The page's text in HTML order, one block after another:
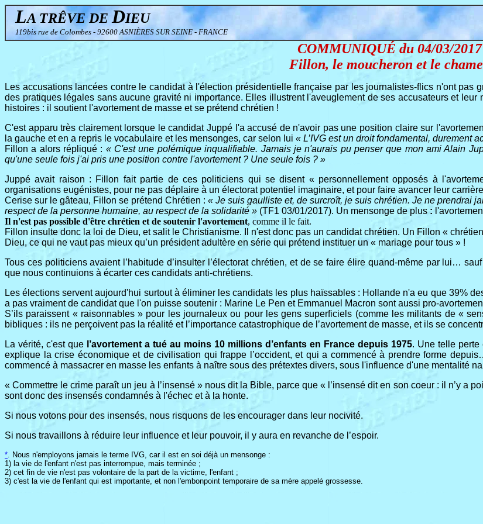
LA TRÊVE DE DIEU
119bis rue de Colombes - 92600 ASNIÈRES SUR SEINE - FRANCE
COMMUNIQUÉ du 04/03/
Fillon, le moucheron et le
Les accusations lancées contre le candidat à l'élection présidentielle française par les journalistes-flics n'ont pas
des pratiques légales sans aucune gravité ni importance. Elles illustrent l'aveuglement de ses accusateurs et leur
histoires : il soutient l'avortement de masse et se prétend chrétien !
C'est apparu très clairement lorsque le candidat Juppé l'a accusé de n'avoir pas une position claire sur
la gauche et en a repris le vocabulaire et les mensonges, car selon lui « L’IVG est un droit fondamental, durement
Fillon a alors répliqué : « C'est une polémique inqualifiable. Jamais je n'aurais pu penser que mon ami Alain
qu'une seule fois j'ai pris une position contre l'avortement ? Une seule fois ? »
Juppé avait raison : Fillon fait partie de ces politiciens qui se disent « personnellement opposés à
organisations eugénistes, pour ne pas déplaire à un électorat potentiel imaginaire, et pour faire avancer leur
Cerise sur le gâteau, Fillon se prétend Chrétien : « Je suis gaulliste et, de surcroît, je suis chrétien. Je ne prendrai
respect de la personne humaine, au respect de la solidarité » (TF1 03/01/2017). Un mensonge de plus :
Il n'est pas possible d'être chrétien et de soutenir l'avortement, comme il le fait.
Fillon insulte donc la loi de Dieu, et salit le Christianisme. Il n'est donc pas un candidat chrétien. Un Fillon «
Dieu, ce qui ne vaut pas mieux qu’un président adultère en série qui prétend instituer un « mariage pour tous » !
Tous ces politiciens avaient l’habitude d’insulter l’électorat chrétien, et de se faire élire quand-même par lui…
que nous continuions à écarter ces candidats anti-chrétiens.
Les élections servent aujourd'hui surtout à éliminer les candidats les plus haïssables : Hollande n'a eu que 39%
a pas vraiment de candidat que l'on puisse soutenir : Marine Le Pen et Emmanuel Macron sont aussi pro-
S’ils paraissent « raisonnables » pour les journaleux ou pour les gens superficiels (comme les militants de «
bibliques : ils ne perçoivent pas la réalité et l’importance catastrophique de l’avortement de masse, et ils se
La vérité, c'est que l’avortement a tué au moins 10 millions d’enfants en France depuis 1975. Une telle
explique la crise économique et de civilisation qui frappe l’occident, et qui a commencé à prendre forme
commencé à massacrer en masse les enfants à naître sous des prétextes divers, sous l'influence d'une mentalité
« Commettre le crime paraît un jeu à l’insensé » nous dit la Bible, parce que « l’insensé dit en son coeur : il n’y a
sont donc des insensés condamnés à l'échec et à la honte.
Si nous votons pour des insensés, nous risquons de les encourager dans leur nocivité.
Si nous travaillons à réduire leur influence et leur pouvoir, il y aura en revanche de l’espoir.
*. Nous n'employons jamais le terme IVG, car il est en soi déjà un mensonge :
1) la vie de l'enfant n'est pas interrompue, mais terminée ;
2) cet fin de vie n'est pas volontaire de la part de la victime, l'enfant ;
3) c'est la vie de l'enfant qui est importante, et non l'embonpoint temporaire de sa mère appelé grossesse.